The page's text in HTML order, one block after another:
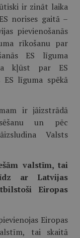
ir zināt laika
norises gaitā –
pievienošanās
rīkošanu par
ES līguma
kļūst par ES
ES līguma spēkā
ir jāizstrādā
un pēc
Valsts
valstīm, tai
ar Latvijas
Eiropas
Eiropas
tai skaitā